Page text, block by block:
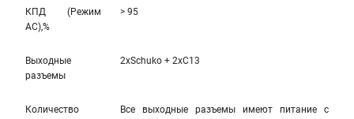
КПД (Режим
AC),%
> 95
Выходные
разъемы
2xSchuko + 2xC13
Количество
Все выходные разъемы имеют питание с